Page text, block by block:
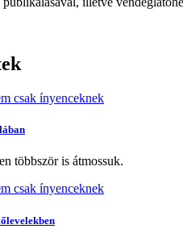
többször is átmossuk.